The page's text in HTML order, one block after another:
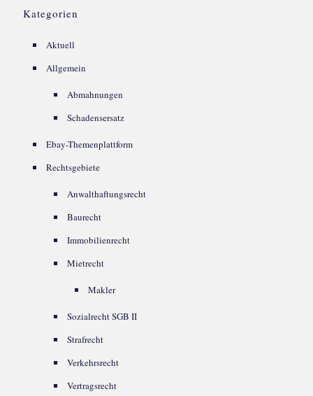
Kategorien
Aktuell
Allgemein
Abmahnungen
Schadensersatz
Ebay-Themenplattform
Rechtsgebiete
Anwalthaftungsrecht
Baurecht
Immobilienrecht
Mietrecht
Makler
Sozialrecht SGB II
Strafrecht
Verkehrsrecht
Vertragsrecht